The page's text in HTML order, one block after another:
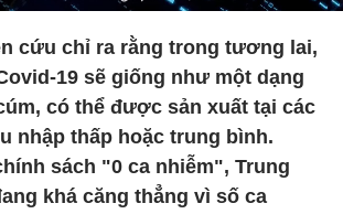
cứu chỉ ra rằng trong tương lai,
19 sẽ giống như một dạng
có thể được sản xuất tại các
nhập thấp hoặc trung bình.
sách "0 ca nhiễm", Trung
khá căng thẳng vì số ca